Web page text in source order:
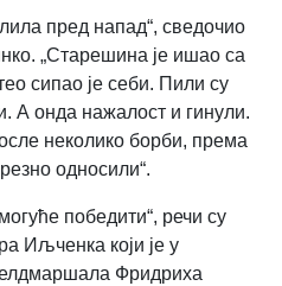
пред напад“, сведочио
„Старешина је ишао са
сипао је себи. Пили су
А онда нажалост и гинули.
неколико борби, према
односили“.
победити“, речи су
Иљченка који је у
Фридриха